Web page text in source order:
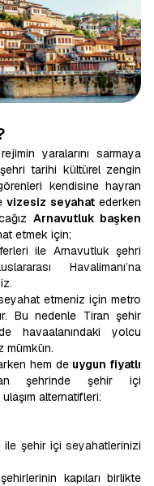
yaralarını sarmaya
tarihi kültürel zengin
kendisine hayran
vizesiz seyahatederken
Arnavutluk başken
etmek için;
ile Arnavutluk şehri
Havalimanı’na
etmeniz için metro
Bu nedenle Tiran şehir
havaalanındaki yolcu
mümkün.
hem de uygun fiyatlı
şehrinde şehir içi
alternatifleri:
ile şehir içi seyahatlerinizi
kapıları birlikte